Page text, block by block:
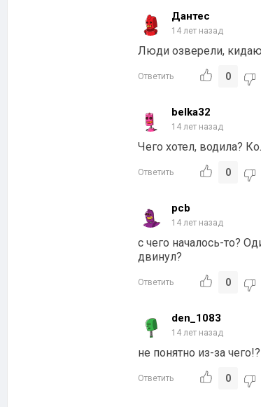
Дантес
14 лет назад
Люди озверели,
Ответить 0
belka32
14 лет назад
Чего хотел, водила?
Ответить 0
pcb
14 лет назад
c чего началось-то?
двинул?
Ответить 0
den_1083
14 лет назад
не понятно из-за
Ответить 0